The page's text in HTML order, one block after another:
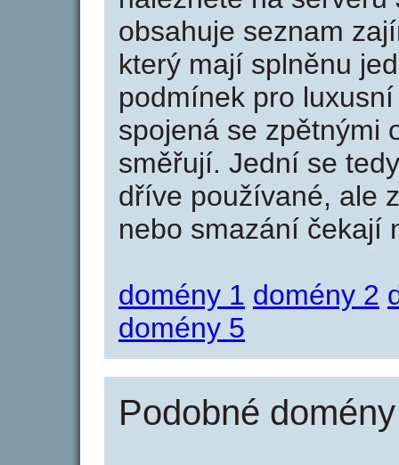
obsahuje seznam
který mají splněnu
podmínek pro
spojená se zpětnými
směřují. Jední se
dříve používané, ale
nebo smazání čekají
domény 1 domény 2
domény 5
Podobné